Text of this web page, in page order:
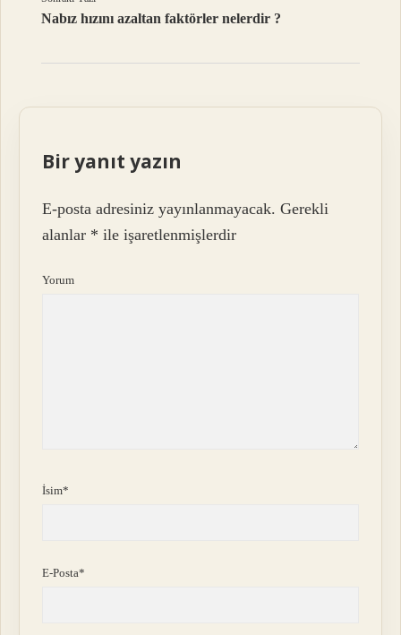
Nabız hızını azaltan faktörler nelerdir ?
Bir yanıt yazın
E-posta adresiniz yayınlanmayacak. Gerekli
alanlar * ile işaretlenmişlerdir
Yorum
İsim*
E-Posta*